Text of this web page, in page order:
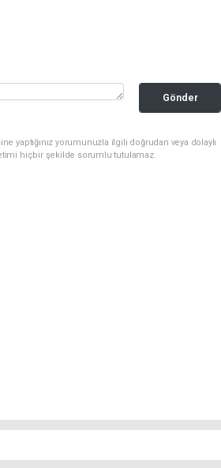
Gönder
yaptığınız yorumunuzla ilgili doğrudan veya dolaylı
hiçbir şekilde sorumlu tutulamaz.